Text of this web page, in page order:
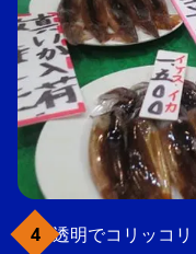
透明でコリッコ